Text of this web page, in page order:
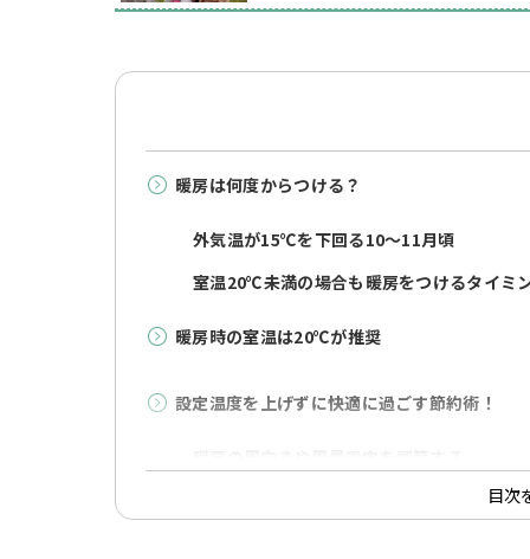
暖房は何度からつける？
外気温が15℃を下回る10～11月頃
室温20℃未満の場合も暖房をつけるタイミ
暖房時の室温は20℃が推奨
設定温度を上げずに快適に過ごす節約術！
エアコンフィルターを定期的に掃除する目次